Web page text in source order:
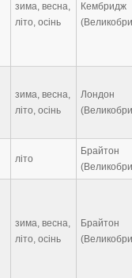
зима, весна,
літо, осінь
Кембридж
зима, весна,
літо, осінь
Лондон
літо
Брайтон
зима, весна,
літо, осінь
Брайтон